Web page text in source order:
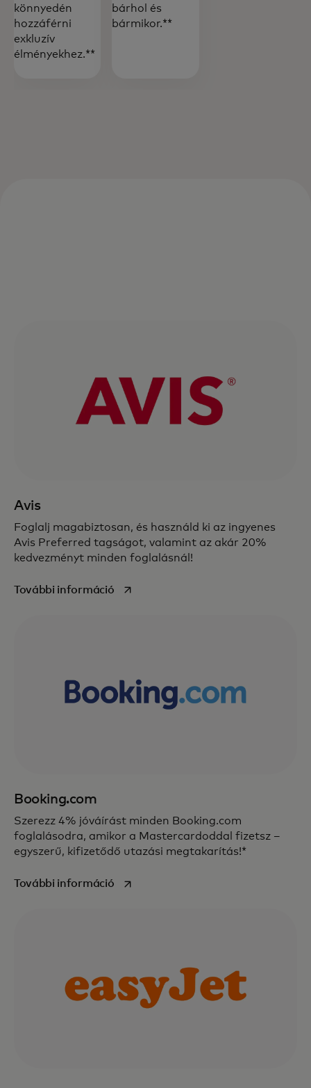
könnyedén
hozzáférni
exkluzív
élményekhez.**
bárhol és
bármikor.**
Avis
Foglalj magabiztosan, és használd ki az ingyenes
Avis Preferred tagságot, valamint az akár 20%
kedvezményt minden foglalásnál!
További információopens in a new tab
Booking.com
Szerezz 4% jóváírást minden Booking.com
foglalásodra, amikor a Mastercardoddal fizetsz –
egyszerű, kifizetődő utazási megtakarítás!*
További információopens in a new tab